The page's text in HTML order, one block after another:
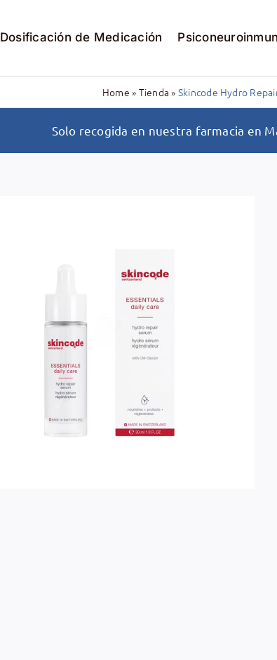
Dosificación de Medicación
Home » Tienda » Skincode Hydro
Solo recogida en nuestra farmacia en